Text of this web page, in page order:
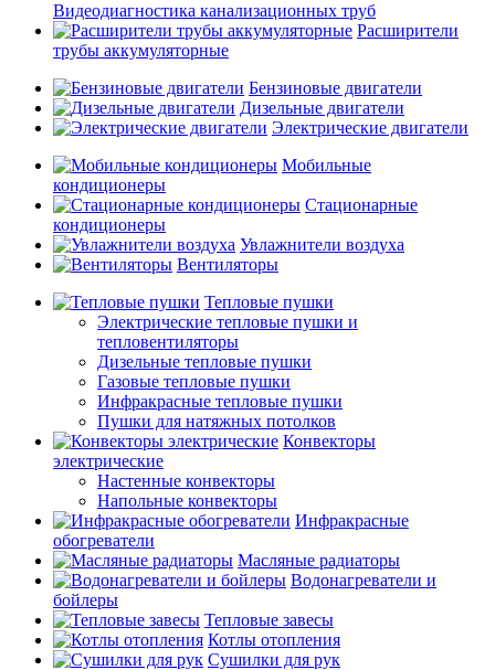
Видеодиагностика канализационных труб
Расширители
трубы аккумуляторные
Бензиновые двигатели
Дизельные двигатели
Электрические двигатели
Мобильные
кондиционеры
Стационарные
кондиционеры
Увлажнители воздуха
Вентиляторы
Тепловые пушки
Электрические тепловые пушки и
тепловентиляторы
Дизельные тепловые пушки
Газовые тепловые пушки
Инфракрасные тепловые пушки
Пушки для натяжных потолков
Конвекторы
электрические
Настенные конвекторы
Напольные конвекторы
Инфракрасные
обогреватели
Масляные радиаторы
Водонагреватели и
бойлеры
Тепловые завесы
Котлы отопления
Сушилки для рук